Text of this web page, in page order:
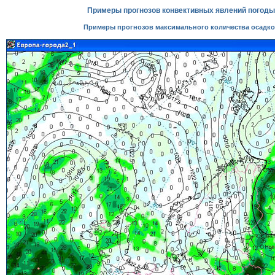
Примеры прогнозов конвективных явлений погоды
Примеры прогнозов максимального количества